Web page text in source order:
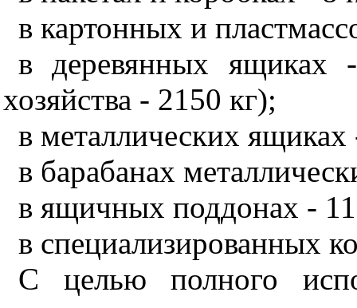
в картонных и
в деревянных ящиках
хозяйства - 2150 кг);
в металлических ящиках
в барабанах
в ящичных поддонах -
в специализированных
С целью полного